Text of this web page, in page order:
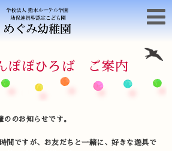
ぽぽひろば ご案内
のお知らせです。
間ですが、お友だちと一緒に、好きな遊具で